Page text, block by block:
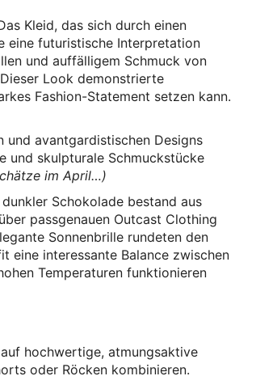
Kleid, das sich durch einen
eine futuristische Interpretation
und auffälligem Schmuck von
Look demonstrierte
Fashion-Statement setzen kann.
und avantgardistischen Designs
und skulpturale Schmuckstücke
im April…)
Schokolade bestand aus
passgenauen Outcast Clothing
Sonnenbrille rundeten den
eine interessante Balance zwischen
Temperaturen funktionieren
hochwertige, atmungsaktive
oder Röcken kombinieren.